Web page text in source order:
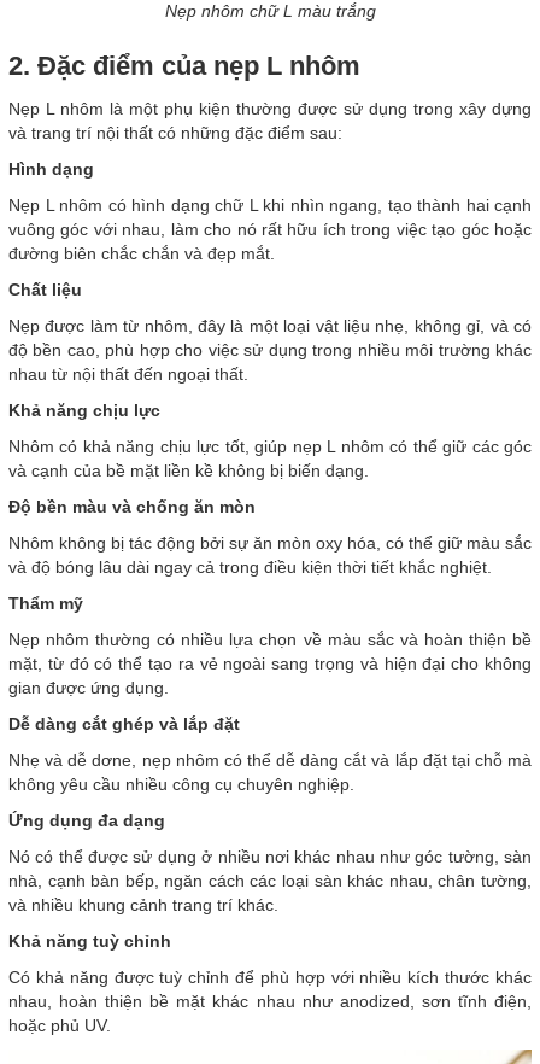
Nẹp nhôm chữ L màu trắng
2. Đặc điểm của nẹp L nhôm
Nẹp L nhôm là một phụ kiện thường được sử dụng trong xây dựng
và trang trí nội thất có những đặc điểm sau:
Hình dạng
Nẹp L nhôm có hình dạng chữ L khi nhìn ngang, tạo thành hai cạnh
vuông góc với nhau, làm cho nó rất hữu ích trong việc tạo góc hoặc
đường biên chắc chắn và đẹp mắt.
Chất liệu
Nẹp được làm từ nhôm, đây là một loại vật liệu nhẹ, không gỉ, và có
độ bền cao, phù hợp cho việc sử dụng trong nhiều môi trường khác
nhau từ nội thất đến ngoại thất.
Khả năng chịu lực
Nhôm có khả năng chịu lực tốt, giúp nẹp L nhôm có thể giữ các góc
và cạnh của bề mặt liền kề không bị biến dạng.
Độ bền màu và chống ăn mòn
Nhôm không bị tác động bởi sự ăn mòn oxy hóa, có thể giữ màu sắc
và độ bóng lâu dài ngay cả trong điều kiện thời tiết khắc nghiệt.
Thẩm mỹ
Nẹp nhôm thường có nhiều lựa chọn về màu sắc và hoàn thiện bề
mặt, từ đó có thể tạo ra vẻ ngoài sang trọng và hiện đại cho không
gian được ứng dụng.
Dễ dàng cắt ghép và lắp đặt
Nhẹ và dễ dơne, nẹp nhôm có thể dễ dàng cắt và lắp đặt tại chỗ mà
không yêu cầu nhiều công cụ chuyên nghiệp.
Ứng dụng đa dạng
Nó có thể được sử dụng ở nhiều nơi khác nhau như góc tường, sàn
nhà, cạnh bàn bếp, ngăn cách các loại sàn khác nhau, chân tường,
và nhiều khung cảnh trang trí khác.
Khả năng tuỳ chỉnh
Có khả năng được tuỳ chỉnh để phù hợp với nhiều kích thước khác
nhau, hoàn thiện bề mặt khác nhau như anodized, sơn tĩnh điện,
hoặc phủ UV.